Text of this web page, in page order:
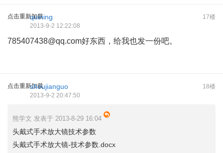
点击重新加载 17楼
quining
2013-9-2 12:22:08
785407438@qq.com好东西，给我也发一份吧。
点击重新加载 18楼
shoujianguo
2013-9-2 20:47:50
熊学文 发表于 2013-8-29 16:04
头戴式手术放大镜技术参数
头戴式手术放大镜-技术参数.docx